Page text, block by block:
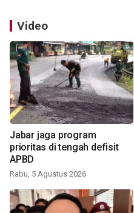
Video
Jabar jaga program
prioritas di tengah defisit
APBD
Rabu, 5 Agustus 2026